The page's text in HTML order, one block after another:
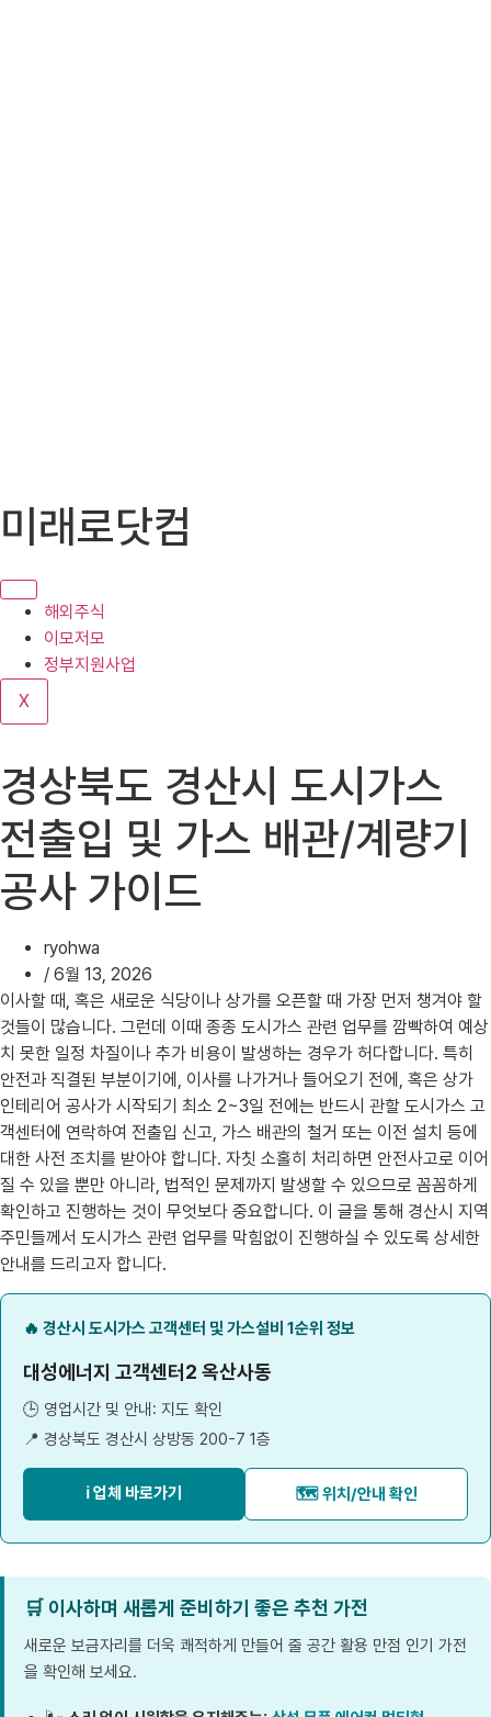
텐
로
기
미래로닷컴
해외주식
이모저모
정부지원사업
X
경상북도 경산시 도시가스
전출입 및 가스 배관/계량기
공사 가이드
ryohwa
/ 6월 13, 2026
이사할 때, 혹은 새로운 식당이나 상가를 오픈할 때 가장 먼저 챙겨야 할
것들이 많습니다. 그런데 이때 종종 도시가스 관련 업무를 깜빡하여 예상
치 못한 일정 차질이나 추가 비용이 발생하는 경우가 허다합니다. 특히
안전과 직결된 부분이기에, 이사를 나가거나 들어오기 전에, 혹은 상가
인테리어 공사가 시작되기 최소 2~3일 전에는 반드시 관할 도시가스 고
객센터에 연락하여 전출입 신고, 가스 배관의 철거 또는 이전 설치 등에
대한 사전 조치를 받아야 합니다. 자칫 소홀히 처리하면 안전사고로 이어
질 수 있을 뿐만 아니라, 법적인 문제까지 발생할 수 있으므로 꼼꼼하게
확인하고 진행하는 것이 무엇보다 중요합니다. 이 글을 통해 경산시 지역
주민들께서 도시가스 관련 업무를 막힘없이 진행하실 수 있도록 상세한
안내를 드리고자 합니다.
🔥 경산시 도시가스 고객센터 및 가스설비 1순위 정보
대성에너지 고객센터2 옥산사동
🕒 영업시간 및 안내: 지도 확인
📍 경상북도 경산시 상방동 200-7 1층
ℹ️ 업체 바로가기 🗺️ 위치/안내 확인
🛒 이사하며 새롭게 준비하기 좋은 추천 가전
새로운 보금자리를 더욱 쾌적하게 만들어 줄 공간 활용 만점 인기 가전
을 확인해 보세요.